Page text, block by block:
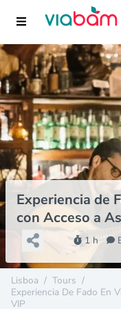
Experiencia de
con Acceso a
1 h
Lisboa / Tours /
Experiencia De Fado En
VIP